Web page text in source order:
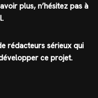
plus, n’hésitez pas à
rédacteurs sérieux qui
ce projet.